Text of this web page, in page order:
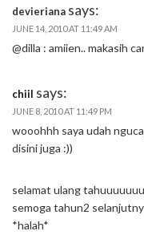
devieriana says:
JUNE 14, 2010 AT 11:49 AM
@dilla : amiien.. makasih
chiil says:
JUNE 8, 2010 AT 11:49 PM
wooohhh saya udah
disini juga :))
selamat ulang
semoga tahun2
*halah*